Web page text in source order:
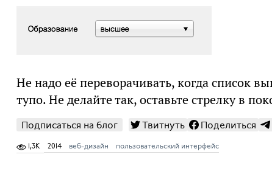
Не надо её переворачивать, когда список
тупо. Не делайте так, оставьте стрелку в
Подписаться на блог Твитнуть Поделиться
1,3K 2014 веб-дизайн пользовательский интерфейс